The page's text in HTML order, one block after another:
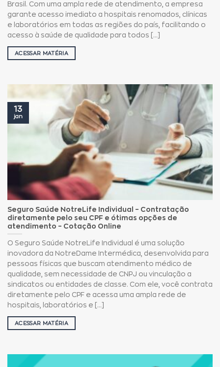
Brasil. Com uma ampla rede de atendimento, a empresa
garante acesso imediato a hospitais renomados, clínicas
e laboratórios em todas as regiões do país, facilitando o
acesso à saúde de qualidade para todos [...]
ACESSAR MATÉRIA
Seguro Saúde NotreLife Individual – Contratação
diretamente pelo seu CPF e ótimas opções de
atendimento – Cotação Online
O Seguro Saúde NotreLife Individual é uma solução
inovadora da NotreDame Intermédica, desenvolvida para
pessoas físicas que buscam atendimento médico de
qualidade, sem necessidade de CNPJ ou vinculação a
sindicatos ou entidades de classe. Com ele, você contrata
diretamente pelo CPF e acessa uma ampla rede de
hospitais, laboratórios e [...]
ACESSAR MATÉRIA
13
jan